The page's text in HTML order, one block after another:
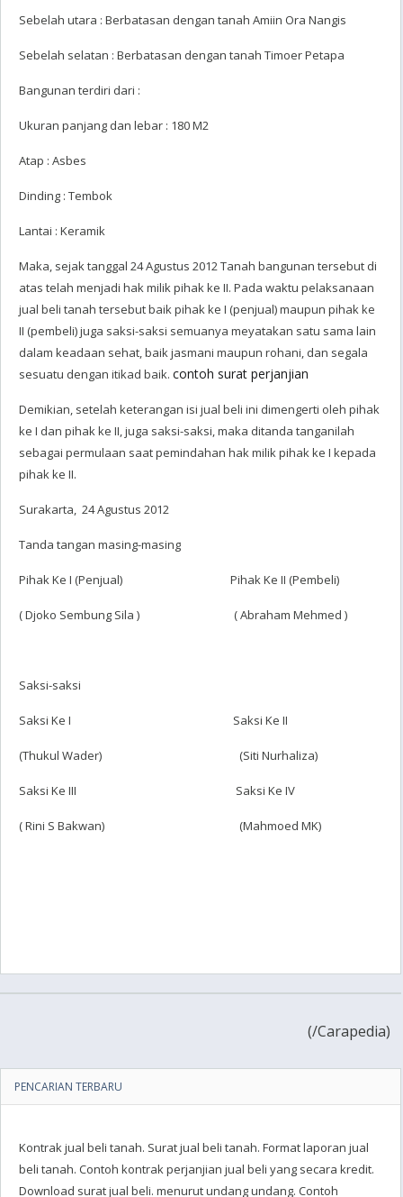
Sebelah utara : Berbatasan dengan tanah Amiin Ora Nangis
Sebelah selatan : Berbatasan dengan tanah Timoer Petapa
Bangunan terdiri dari :
Ukuran panjang dan lebar : 180 M2
Atap : Asbes
Dinding : Tembok
Lantai : Keramik
Maka, sejak tanggal 24 Agustus 2012 Tanah bangunan tersebut di
atas telah menjadi hak milik pihak ke II. Pada waktu pelaksanaan
jual beli tanah tersebut baik pihak ke I (penjual) maupun pihak ke
II (pembeli) juga saksi-saksi semuanya meyatakan satu sama lain
dalam keadaan sehat, baik jasmani maupun rohani, dan segala
sesuatu dengan itikad baik. contoh surat perjanjian
Demikian, setelah keterangan isi jual beli ini dimengerti oleh pihak
ke I dan pihak ke II, juga saksi-saksi, maka ditanda tanganilah
sebagai permulaan saat pemindahan hak milik pihak ke I kepada
pihak ke II.
Surakarta, 24 Agustus 2012
Tanda tangan masing-masing
Pihak Ke I (Penjual) Pihak Ke II (Pembeli)
( Djoko Sembung Sila ) ( Abraham Mehmed )
Saksi-saksi
Saksi Ke I Saksi Ke II
(Thukul Wader) (Siti Nurhaliza)
Saksi Ke III Saksi Ke IV
( Rini S Bakwan) (Mahmoed MK)
(/Carapedia)
PENCARIAN TERBARU
Kontrak jual beli tanah. Surat jual beli tanah. Format laporan jual
beli tanah. Contoh kontrak perjanjian jual beli yang secara kredit.
Download surat jual beli. menurut undang undang. Contoh